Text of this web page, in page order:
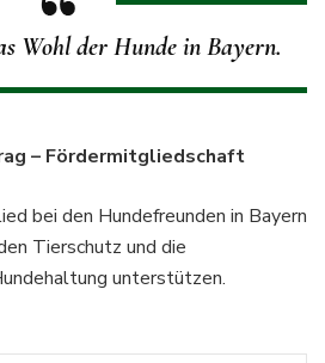
Wohl der Hunde in Bayern.
– Fördermitgliedschaft
bei den Hundefreunden in Bayern
Tierschutz und die
unterstützen.